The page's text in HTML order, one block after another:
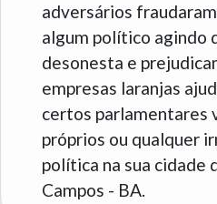
adversários
algum político agindo
desonesta e
empresas laranjas
certos parlamentares
próprios ou qualquer
política na sua cidade
Campos - BA.